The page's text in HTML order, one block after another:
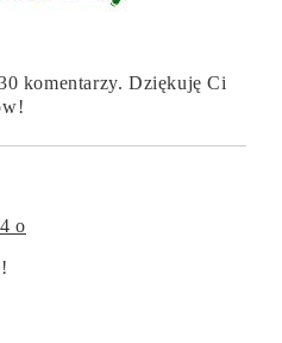
komentarzy. Dziękuję Ci
o